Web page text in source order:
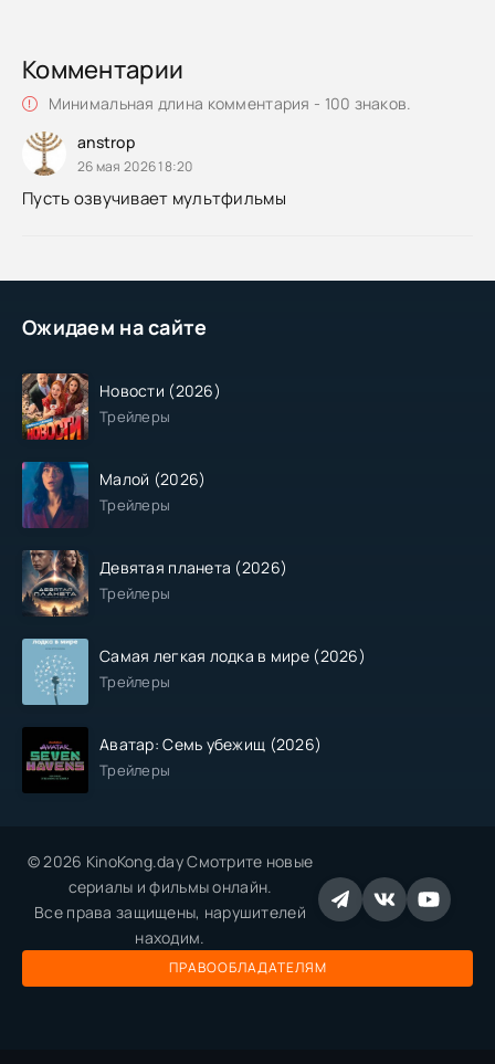
Ожидаем на сайте
Новости (2026)
Трейлеры
Малой (2026)
Трейлеры
Девятая планета (2026)
Трейлеры
Самая легкая лодка в мире (2026)
Трейлеры
Аватар: Семь убежищ (2026)
Трейлеры
Комментарии
Минимальная длина комментария - 100 знаков.
anstrop
26 мая 2026 18:20
Пусть озвучивает мультфильмы
© 2026 KinoKong.day Смотрите новые
сериалы и фильмы онлайн.
Все права защищены, нарушителей
находим.
ПРАВООБЛАДАТЕЛЯМ